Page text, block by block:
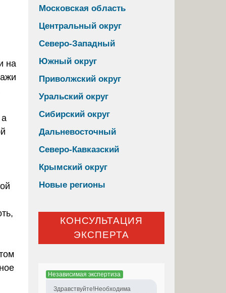
на
Московская область
Центральный округ
Северо-Западный
Южный округ
Приволжский округ
Уральский округ
Сибирский округ
Дальневосточный
Северо-Кавказский
Крымский округ
Новые регионы
КОНСУЛЬТАЦИЯ
ЭКСПЕРТА
Независимая экспертиза
Здравствуйте!Необходима